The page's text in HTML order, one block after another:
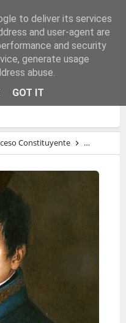
CHISPAZO QUE
ESPAÑOLA
Constituyente República
to deliver its services
and user-agent are
and security
generate usage
abuse.
GOT IT